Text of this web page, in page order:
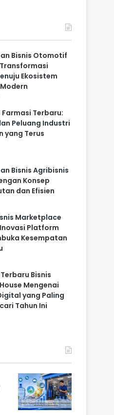
Bisnis Otomotif
Ekosistem
Farmasi Terbaru:
Peluang Industri
yang Terus
Bisnis Agribisnis
Konsep
dan Efisien
Marketplace
Platform
Kesempatan
Bisnis
Mengenai
yang Paling
Tahun Ini